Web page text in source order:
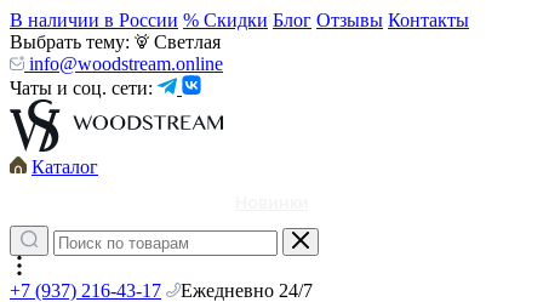
В наличии в России % Скидки Блог Отзывы Контакты
Выбрать тему:
Светлая
info@woodstream.online
Чаты и соц. сети:
Каталог
+7 (937) 216-43-17
Ежедневно 24/7